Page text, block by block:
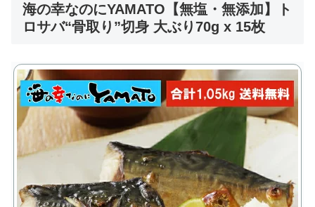
海の幸なのにYAMATO【無塩・無添加】ト
ロサバ“骨取り”切身 大ぶり70g x 15枚